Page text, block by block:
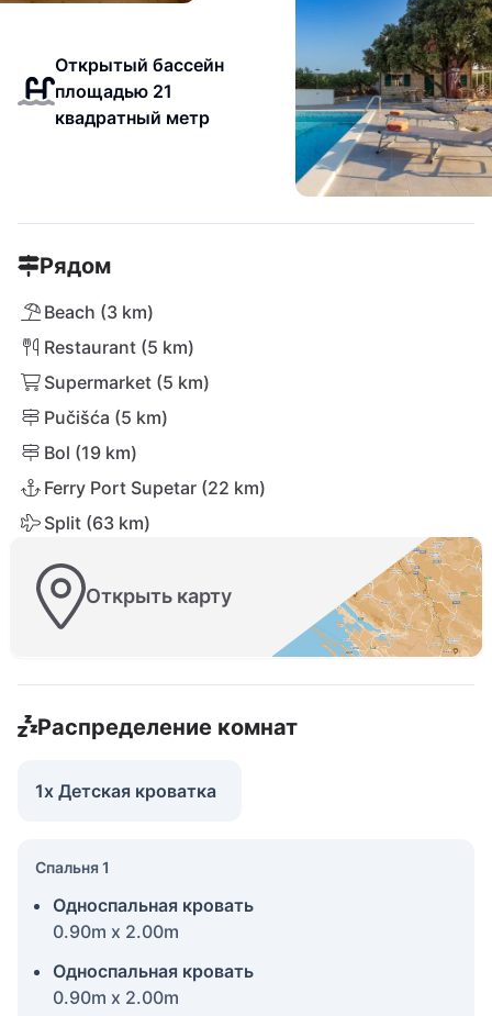
Открытый бассейн
площадью 21
квадратный метр
Рядом
Beach (3 km)
Restaurant (5 km)
Supermarket (5 km)
Pučišća (5 km)
Bol (19 km)
Ferry Port Supetar (22 km)
Split (63 km)
Открыть карту
Распределение комнат
1x Детская кроватка
Спальня 1
Односпальная кровать
0.90m x 2.00m
Односпальная кровать
0.90m x 2.00m